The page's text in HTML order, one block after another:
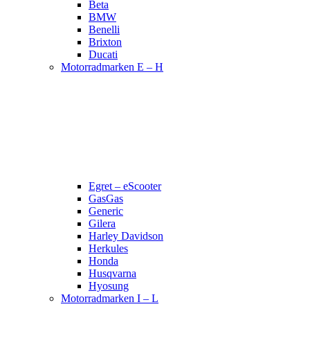
Beta
BMW
Benelli
Brixton
Ducati
Motorradmarken E – H
Egret – eScooter
GasGas
Generic
Gilera
Harley Davidson
Herkules
Honda
Husqvarna
Hyosung
Motorradmarken I – L